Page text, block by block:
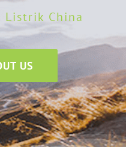
Listrik China
US